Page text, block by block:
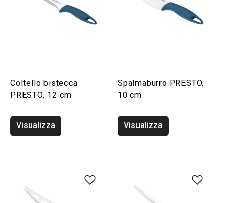
Coltello bistecca
PRESTO, 12 cm
Visualizza
Spalmaburro PRESTO,
10 cm
Visualizza